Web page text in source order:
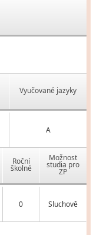
Vyučované jazyky
A
Roční
školné
Možnost
studia pro
ZP
0 Sluchově